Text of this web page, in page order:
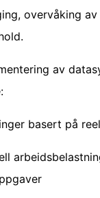
overvåking
av
basert på